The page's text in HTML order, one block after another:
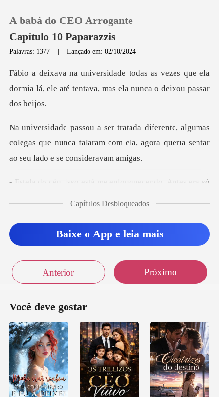
0
Loja
Histórico
Sair
A babá do CEO Arrogante
Capítulo 10 Paparazzis
Palavras: 1377 |Lançado em: 02/10/2024
vezes que ela
dormia lá, ele até tentava,
lgumas
colegas que nunca falaram com ela, agora q
tá me enlouquecendo. Ant
Capítulos Desbloqueados
Baixe o App e leia mais
Anterior Próximo
Você deve gostar